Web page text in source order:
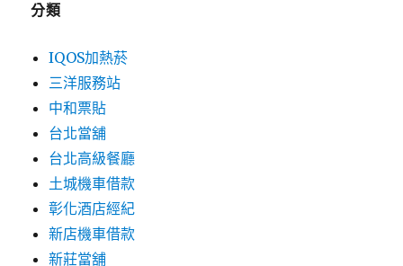
分類
IQOS加熱菸
三洋服務站
中和票貼
台北當舖
台北高級餐廳
土城機車借款
彰化酒店經紀
新店機車借款
新莊當舖